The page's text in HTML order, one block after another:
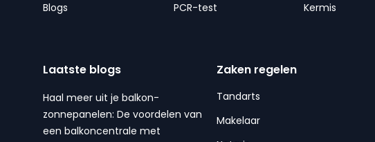
Blogs
PCR-test
Kermis
Laatste blogs
Haal meer uit je balkon-
zonnepanelen: De voordelen van
een balkoncentrale met
Zaken regelen
Tandarts
Makelaar